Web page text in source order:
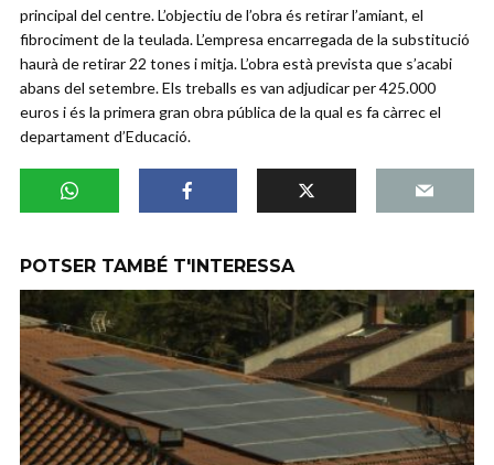
principal del centre. L’objectiu de l’obra és retirar l’amiant, el
fibrociment de la teulada. L’empresa encarregada de la substitució
haurà de retirar 22 tones i mitja. L’obra està prevista que s’acabi
abans del setembre. Els treballs es van adjudicar per 425.000
euros i és la primera gran obra pública de la qual es fa càrrec el
departament d’Educació.
POTSER TAMBÉ T'INTERESSA